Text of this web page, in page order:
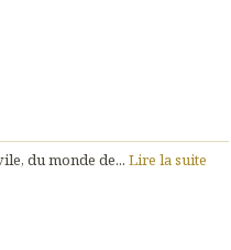
du monde de... Lire la suite